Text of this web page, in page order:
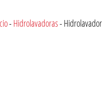
- Hidrolavadoras-